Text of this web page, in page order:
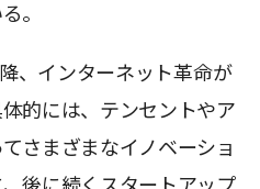
。
、インターネット革命が
的には、テンセントやア
さまざまなイノベーショ